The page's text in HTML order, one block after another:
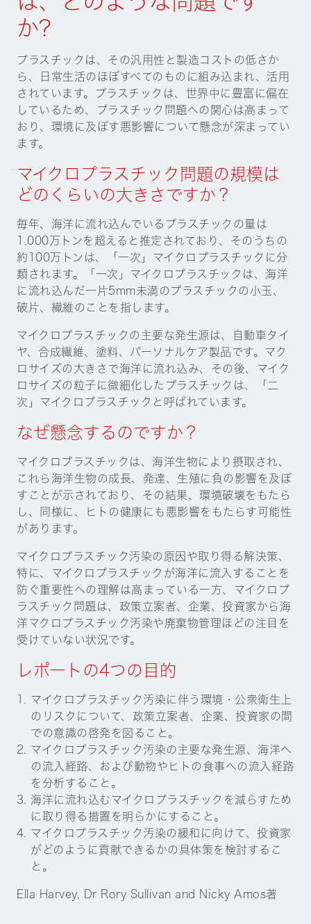
か?
プラスチックは、その汎用性と製造コストの低さか
ら、日常生活のほぼすべてのものに組み込まれ、活用
されています。プラスチックは、世界中に豊富に偏在
しているため、プラスチック問題への関心は高まって
おり、環境に及ぼす悪影響について懸念が深まってい
ます。
マイクロプラスチック問題の規模は
どのくらいの大きさですか？
毎年、海洋に流れ込んでいるプラスチックの量は
1,000万トンを超えると推定されており、そのうちの
約100万トンは、「一次」マイクロプラスチックに分
類されます。「一次」マイクロプラスチックは、海洋
に流れ込んだ一片5mm未満のプラスチックの小玉、
破片、繊維のことを指します。
マイクロプラスチックの主要な発生源は、自動車タイ
ヤ、合成繊維、塗料、パーソナルケア製品です。マク
ロサイズの大きさで海洋に流れ込み、その後、マイク
ロサイズの粒子に微細化したプラスチックは、「二
次」マイクロプラスチックと呼ばれています。
なぜ懸念するのですか？
マイクロプラスチックは、海洋生物により摂取され、
これら海洋生物の成長、発達、生殖に負の影響を及ぼ
すことが示されており、その結果、環境破壊をもたら
し、同様に、ヒトの健康にも悪影響をもたらす可能性
があります。
マイクロプラスチック汚染の原因や取り得る解決策、
特に、マイクロプラスチックが海洋に流入することを
防ぐ重要性への理解は高まっている一方、マイクロプ
ラスチック問題は、政策立案者、企業、投資家から海
洋マクロプラスチック汚染や廃棄物管理ほどの注目を
受けていない状況です。
レポートの4つの目的
マイクロプラスチック汚染に伴う環境・公衆衛生上
のリスクについて、政策立案者、企業、投資家の間
での意識の啓発を図ること。
マイクロプラスチック汚染の主要な発生源、海洋へ
の流入経路、および動物やヒトの食事への流入経路
を分析すること。
海洋に流れ込むマイクロプラスチックを減らすため
に取り得る措置を明らかにすること。
マイクロプラスチック汚染の緩和に向けて、投資家
がどのように貢献できるかの具体策を検討するこ
と。
Ella Harvey, Dr Rory Sullivan and Nicky Amos著